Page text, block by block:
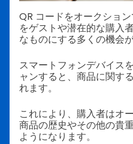
QR コードをオークショ
をゲストや潜在的な購入
なものにする多くの機会
スマートフォンデバイス
ャンすると、商品に関す
れます。
これにより、購入者はオ
商品の歴史やその他の貴
ようになります。